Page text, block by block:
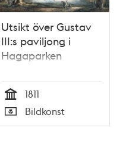
Utsikt över Gustav
III:s paviljong i
Hagaparken
Tid
1811
Typ
Bildkonst